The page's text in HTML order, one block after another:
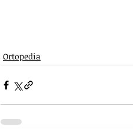
Ortopedia